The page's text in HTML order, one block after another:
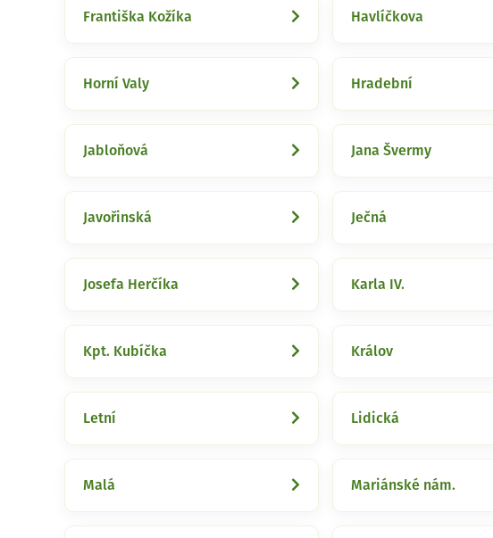
Františka Kožíka Havlíčkova
Horní Valy Hradební
Jabloňová Jana Švermy
Javořinská Ječná
Josefa Herčíka Karla IV.
Kpt. Kubíčka Králov
Letní Lidická
Malá Mariánské nám.